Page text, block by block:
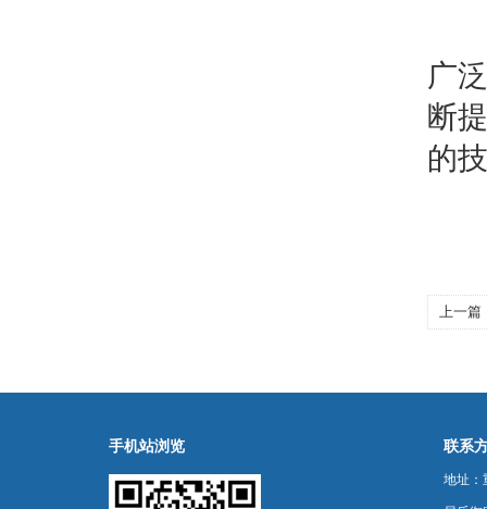
广
断
的
上一篇
手机站浏览 联系
地址：